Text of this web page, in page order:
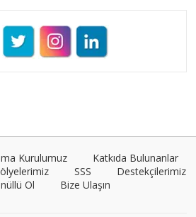
Kurulumuz
Katkıda Bulunanlar
SSS
Destekçilerimiz
Ol
Bize Ulaşın